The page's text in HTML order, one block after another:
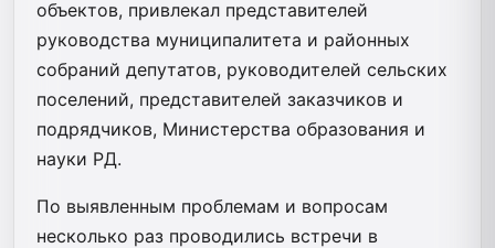
объектов, привлекал представителей
руководства муниципалитета и районных
собраний депутатов, руководителей сельских
поселений, представителей заказчиков и
подрядчиков, Министерства образования и
науки РД.
По выявленным проблемам и вопросам
несколько раз проводились встречи в